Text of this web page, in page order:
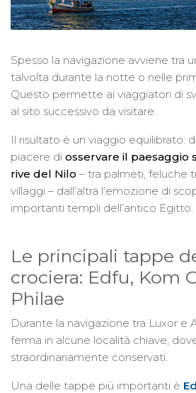
Spesso la navigazione avviene tra
talvolta durante la notte o nelle
Questo permette ai viaggiatori di
al sito successivo da visitare.
Il risultato è un viaggio equilibrato:
piacere di osservare il paesaggio
rive del Nilo – tra palmeti, feluche
villaggi – dall’altra l’emozione di
importanti templi dell’antico Egitto.
Le principali tappe
crociera: Edfu, Kom
Philae
Durante la navigazione tra Luxor e
ferma in alcune località chiave,
straordinariamente conservati.
Una delle tappe più importanti è